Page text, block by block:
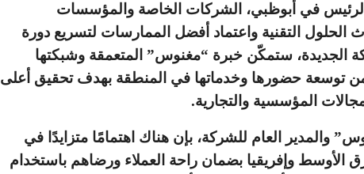
في أبوظبي، الشركات الخاصة والمؤسسات
الحلول التقنية واعتماد أفضل الممارسات لتسريع دورة
الجديدة، ستمكّن خبرة “مغنوس” المتعمقة وشبكتها
توسعة حضورها وخدماتها في المنطقة بهدف تحقيق أعلى
المؤسسية والتجارية.
العام للشركة، بإن هناك اهتمامًا متزايدًا في
الأوسط وإفريقيا بضمان راحة العملاء ورضاهم باستخدام